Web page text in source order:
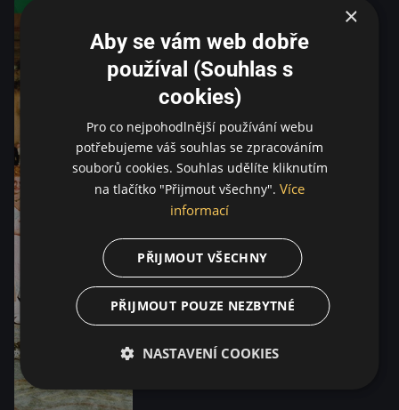
×
Aby se vám web dobře
používal (Souhlas s
cookies)
Pro co nejpohodlnější používání webu
potřebujeme váš souhlas se zpracováním
souborů cookies. Souhlas udělíte kliknutím
na tlačítko "Přijmout všechny". Více
informací
PŘIJMOUT VŠECHNY
PŘIJMOUT POUZE NEZBYTNÉ
NASTAVENÍ COOKIES